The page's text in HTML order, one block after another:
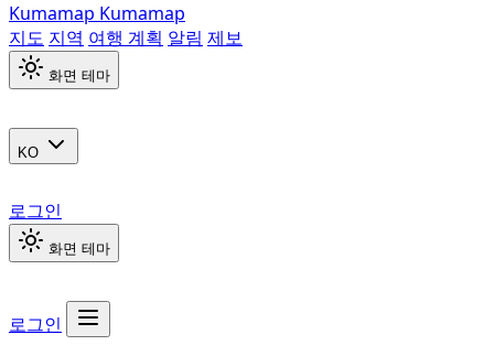
Kumamap Kumamap
지도 지역 여행 계획 알림 제보
화면 테마
KO
로그인
화면 테마
로그인